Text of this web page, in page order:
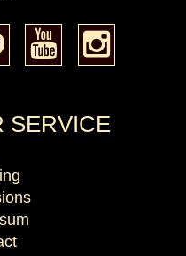
SERVICE